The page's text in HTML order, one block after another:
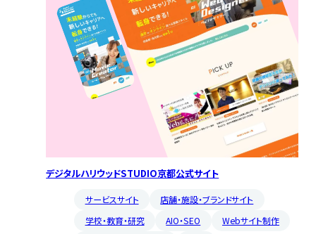
デジタルハリウッドSTUDIO京都公式サイト
サービスサイト
店舗・施設・ブランドサイト
学校・教育・研究
AIO・SEO
Webサイト制作